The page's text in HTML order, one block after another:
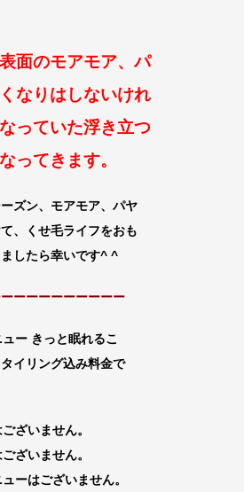
面のモアモア、パ
なりはしないけれ
っていた浮き立つ
ってきます。
ズン、モアモア、パヤ
、くせ毛ライフをおも
したら幸いです^ ^
ーーーーーーーーー
ー きっと眠れるこ
イリング込み料金で
ざいません。
ざいません。
ーはございません。